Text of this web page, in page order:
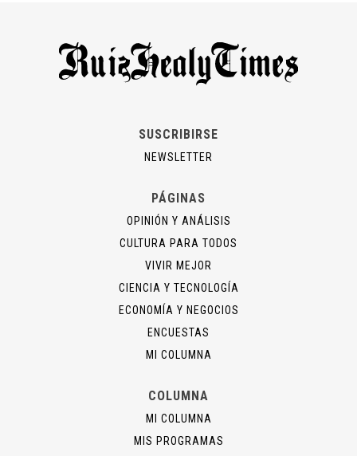
SUSCRIBIRSE
NEWSLETTER
PÁGINAS
OPINIÓN Y ANÁLISIS
CULTURA PARA TODOS
VIVIR MEJOR
CIENCIA Y TECNOLOGÍA
ECONOMÍA Y NEGOCIOS
ENCUESTAS
MI COLUMNA
COLUMNA
MI COLUMNA
MIS PROGRAMAS